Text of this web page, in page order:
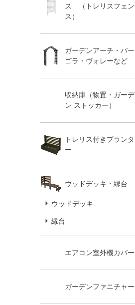
ス （トレリスフェン
ス）
ガーデンアーチ・パー
ゴラ・ヴォレーなど
収納庫（物置・ガーデ
ン ストッカー）
トレリス付きプランタ
ー
ウッドデッキ・縁台
ウッドデッキ
縁台
エアコン室外機カバー
ガーデンファニチャー